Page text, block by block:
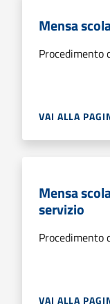
Mensa
Procedimento
VAI ALLA
Mensa
servizio
Procedimento
VAI ALLA